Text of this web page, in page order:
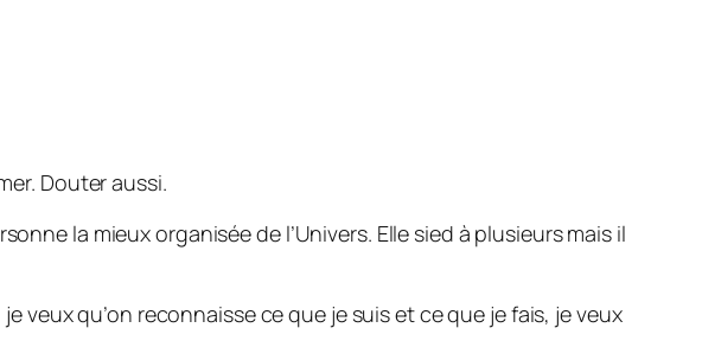
Douter aussi.
la mieux organisée de l’Univers. Elle sied à plusieurs mais il
veux qu’on reconnaisse ce que je suis et ce que je fais, je veux